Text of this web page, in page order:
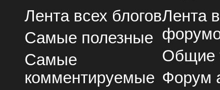
Лента всех блогов
Самые полезные
Самые
комментируемые
Лента
Общие
Форум